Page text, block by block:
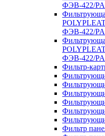
ФЭВ-422/
ФЭВ-422/
ФЭВ-422/
Фильтр-
Фильтр